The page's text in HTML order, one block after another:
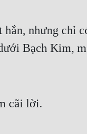
nhưng chỉ
Bạch Kim,
cãi lời.